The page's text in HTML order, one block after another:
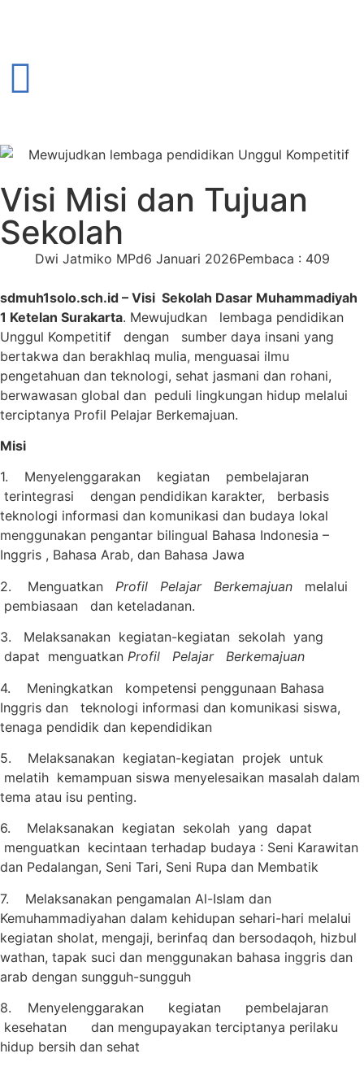
Visi Misi dan Tujuan
Sekolah
Dwi Jatmiko MPd6 Januari 2026Pembaca : 409
sdmuh1solo.sch.id – Visi Sekolah Dasar Muhammadiyah
1 Ketelan Surakarta. Mewujudkan lembaga pendidikan
Unggul Kompetitif dengan sumber daya insani yang
bertakwa dan berakhlaq mulia, menguasai ilmu
pengetahuan dan teknologi, sehat jasmani dan rohani,
berwawasan global dan peduli lingkungan hidup melalui
terciptanya Profil Pelajar Berkemajuan.
Misi
1. Menyelenggarakan kegiatan pembelajaran
terintegrasi dengan pendidikan karakter, berbasis
teknologi informasi dan komunikasi dan budaya lokal
menggunakan pengantar bilingual Bahasa Indonesia –
Inggris , Bahasa Arab, dan Bahasa Jawa
2. Menguatkan Profil Pelajar Berkemajuan melalui
pembiasaan dan keteladanan.
3.
Melaksanakan kegiatan-kegiatan sekolah yang
dapat menguatkan Profil Pelajar Berkemajuan
4. Meningkatkan kompetensi penggunaan Bahasa
Inggris dan teknologi informasi dan komunikasi siswa,
tenaga pendidik dan kependidikan
5. Melaksanakan kegiatan-kegiatan projek untuk
melatih kemampuan siswa menyelesaikan masalah dalam
tema atau isu penting.
6. Melaksanakan kegiatan sekolah yang dapat
menguatkan kecintaan terhadap budaya : Seni Karawitan
dan Pedalangan, Seni Tari, Seni Rupa dan Membatik
7. Melaksanakan pengamalan Al-Islam dan
Kemuhammadiyahan dalam kehidupan sehari-hari melalui
kegiatan sholat, mengaji, berinfaq dan bersodaqoh, hizbul
wathan, tapak suci dan menggunakan bahasa inggris dan
arab dengan sungguh-sungguh
8. Menyelenggarakan kegiatan pembelajaran
kesehatan dan mengupayakan terciptanya perilaku
hidup bersih dan sehat